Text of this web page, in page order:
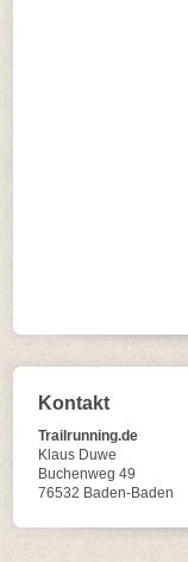
Kontakt
Trailrunning.de
Klaus Duwe
Buchenweg 49
76532 Baden-Baden